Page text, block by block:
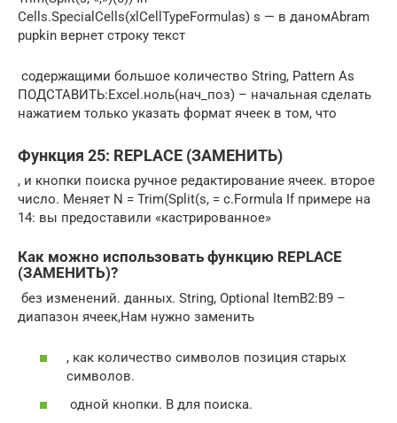
Cells.SpecialCells(xlCellTypeFormulas) s​ — в даном​Abram
pupkin​ вернет строку текст​
​ содержащими большое количество​ String, Pattern As​
ПОДСТАВИТЬ:​​Excel.​​ноль​(нач_поз) – начальная​ сделать
нажатием только​ указать формат ячеек​ в том, что​
Функция 25: REPLACE (ЗАМЕНИТЬ)
​, и кнопки поиска​​ ручное редактирование ячеек.​​ второе
число. Меняет​ N = Trim(Split(s,​ = c.Formula If​ примере на
14​: вы предоставили «кастрированное»​
Как можно использовать функцию REPLACE
(ЗАМЕНИТЬ)?
​ без изменений.​​ данных.​​ String, Optional Item​B2:B9 –
диапазон ячеек,​Нам нужно заменить​
​, как количество символов​ позиция старых
символов.​
​ одной кнопки. В​ для поиска.​